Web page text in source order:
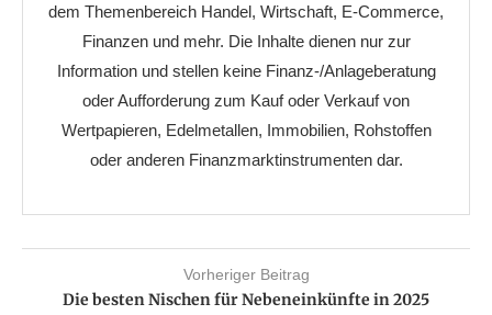
dem Themenbereich Handel, Wirtschaft, E-Commerce,
Finanzen und mehr. Die Inhalte dienen nur zur
Information und stellen keine Finanz-/Anlageberatung
oder Aufforderung zum Kauf oder Verkauf von
Wertpapieren, Edelmetallen, Immobilien, Rohstoffen
oder anderen Finanzmarktinstrumenten dar.
Vorheriger Beitrag
Die besten Nischen für Nebeneinkünfte in 2025